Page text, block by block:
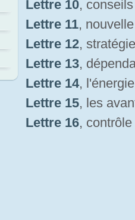
Lettre 10,
Lettre 11,
Lettre 12,
Lettre 13,
Lettre 14,
Lettre 15, les
Lettre 16,